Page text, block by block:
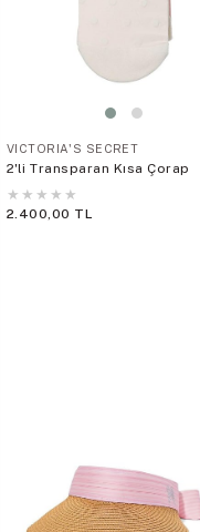
VICTORIA'S SECRET
2'li Transparan Kısa Çorap
★ ★ ★ ★ ★
2.400,00 TL